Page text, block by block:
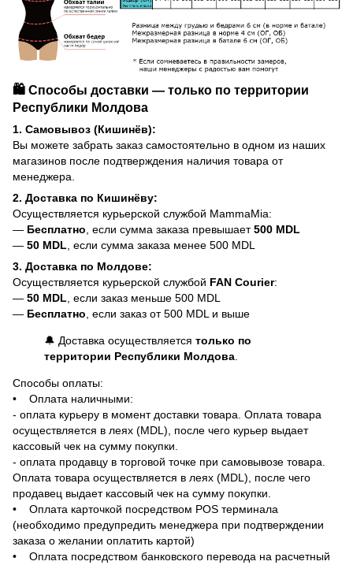
🛍️ Способы доставки — только по территории
Республики Молдова
1. Самовывоз (Кишинёв):
Вы можете забрать заказ самостоятельно в одном из наших
магазинов после подтверждения наличия товара от
менеджера.
2. Доставка по Кишинёву:
Осуществляется курьерской службой MammaMia:
— Бесплатно , если сумма заказа превышает500 MDL
— 50 MDL , если сумма заказа менее 500 MDL
3. Доставка по Молдове:
Осуществляется курьерской службой FAN Courier:
— 50 MDL , если заказ меньше 500 MDL
— Бесплатно , если заказ от 500 MDL и выше
🔔 Доставка осуществляется только по
территории Республики Молдова
Способы оплаты:
• Оплата наличными:
- оплата курьеру в момент доставки товара. Оплата товара
осуществляется в леях (MDL), после чего курьер выдает
кассовый чек на сумму покупки.
- оплата продавцу в торговой точке при самовывозе товара.
Оплата товара осуществляется в леях (MDL), после чего
продавец выдает кассовый чек на сумму покупки.
• Оплата карточкой посредством POS терминала
(необходимо предупредить менеджера при подтверждении
заказа о желании оплатить картой)
• Оплата посредством банковского перевода на расчетный